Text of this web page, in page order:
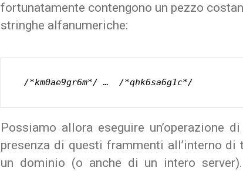
fortunatamente contengono un pezzo
stringhe alfanumeriche:
/*km0ae9gr6m*/ …  /*qhk6sa6g1c*/
Possiamo allora eseguire un’operazione di
presenza di questi frammenti all’interno
un dominio (o anche di un intero